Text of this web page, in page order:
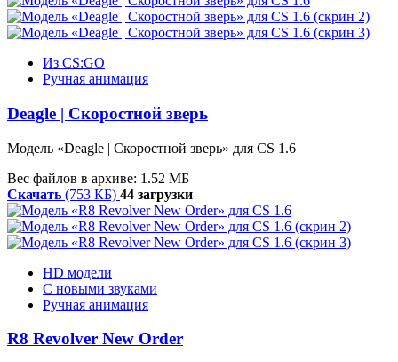
Из CS:GO
Ручная анимация
Deagle | Скоростной зверь
Модель «Deagle | Скоростной зверь» для CS 1.6
Вес файлов в архиве: 1.52 МБ
Скачать (753 КБ) 44 загрузки
HD модели
С новыми звуками
Ручная анимация
R8 Revolver New Order